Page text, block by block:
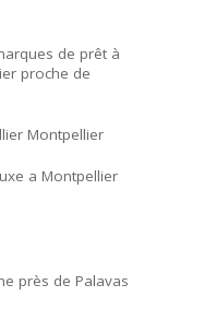
de prêt à
proche de
Montpellier
a Montpellier
près de Palavas